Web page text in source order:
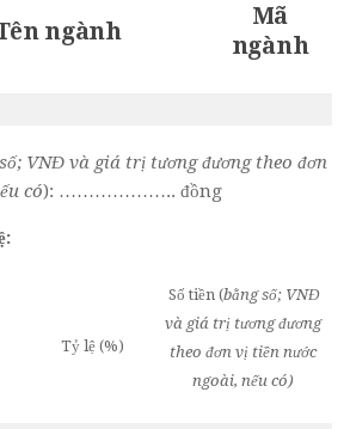
ngành
Mã
ngành
VNĐ và giá trị tương đương theo đơn
có): ……………….. đồng
Tỷ lệ (%)
Số tiền (bằng số; VNĐ
và giá trị tương đương
theo đơn vị tiền nước
ngoài, nếu có)